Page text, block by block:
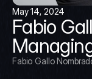
May 14, 2024
Fabio
Fabio Gallo